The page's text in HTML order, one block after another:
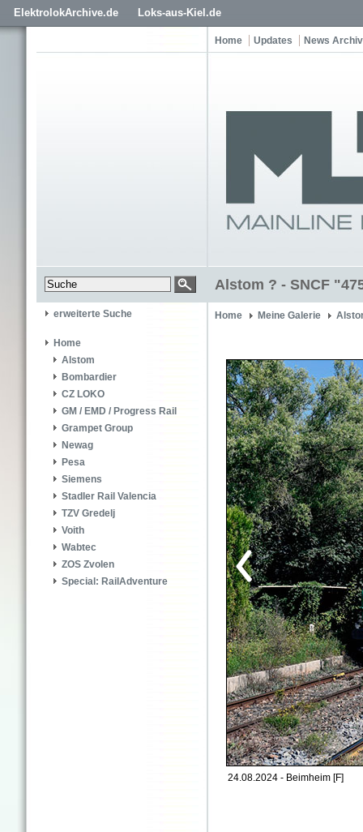
ElektrolokArchive.de Loks-aus-Kiel.de
Home Updates News Archiv
Alstom ? - SNCF
erweiterte Suche
Home
Alstom
Bombardier
CZ LOKO
GM / EMD / Progress Rail
Grampet Group
Newag
Pesa
Siemens
Stadler Rail Valencia
TZV Gredelj
Voith
Wabtec
ZOS Zvolen
Special: RailAdventure
Home Meine Galerie
24.08.2024 - Beimheim [F]